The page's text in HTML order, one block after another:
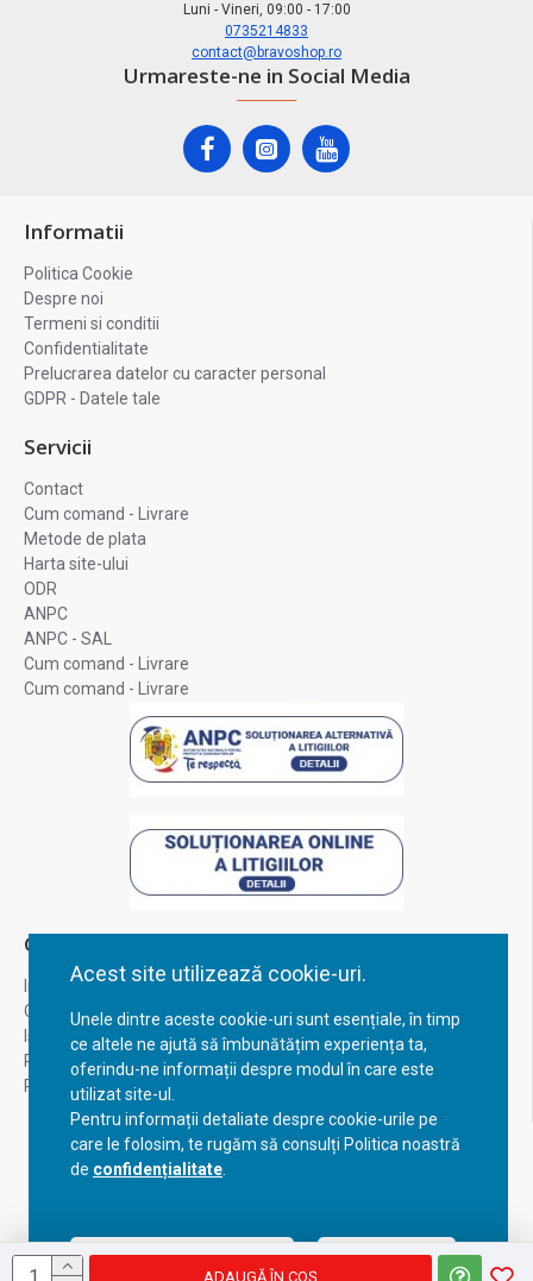
Acest site utilizează cookie-uri.
Unele dintre aceste cookie-uri sunt esențiale, în timp
ce altele ne ajută să îmbunătățim experiența ta,
oferindu-ne informații despre modul în care este
utilizat site-ul.
Pentru informații detaliate despre cookie-urile pe
care le folosim, te rugăm să consulți Politica noastră
de confidențialitate
Acceptă setările curente Configurează
ADAUGĂ ÎN COŞ
Luni - Vineri, 09:00 - 17:00
0735214833
contact@bravoshop.ro
Urmareste-ne in Social Media
Informatii
Politica Cookie
Despre noi
Termeni si conditii
Confidentialitate
Prelucrarea datelor cu caracter personal
GDPR - Datele tale
Servicii
Contact
Cum comand - Livrare
Metode de plata
Harta site-ului
ODR
ANPC
ANPC - SAL
Cum comand - Livrare
Cum comand - Livrare
Contul Meu
Inregistrare
Contul meu
Istoric comenzi
Recuperare parola
Returnare produs